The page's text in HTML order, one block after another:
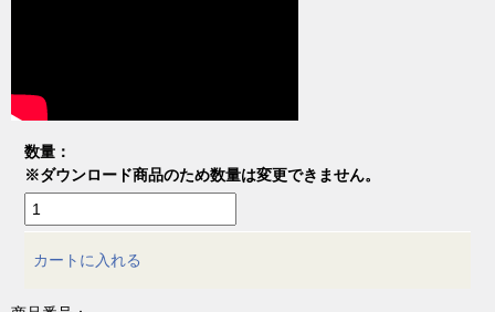
数量：
※ダウンロード商品のため数量は変更できません。
カートに入れる